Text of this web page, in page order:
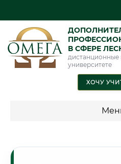
В СФЕРЕ
дистанционные
университете
ХОЧУ